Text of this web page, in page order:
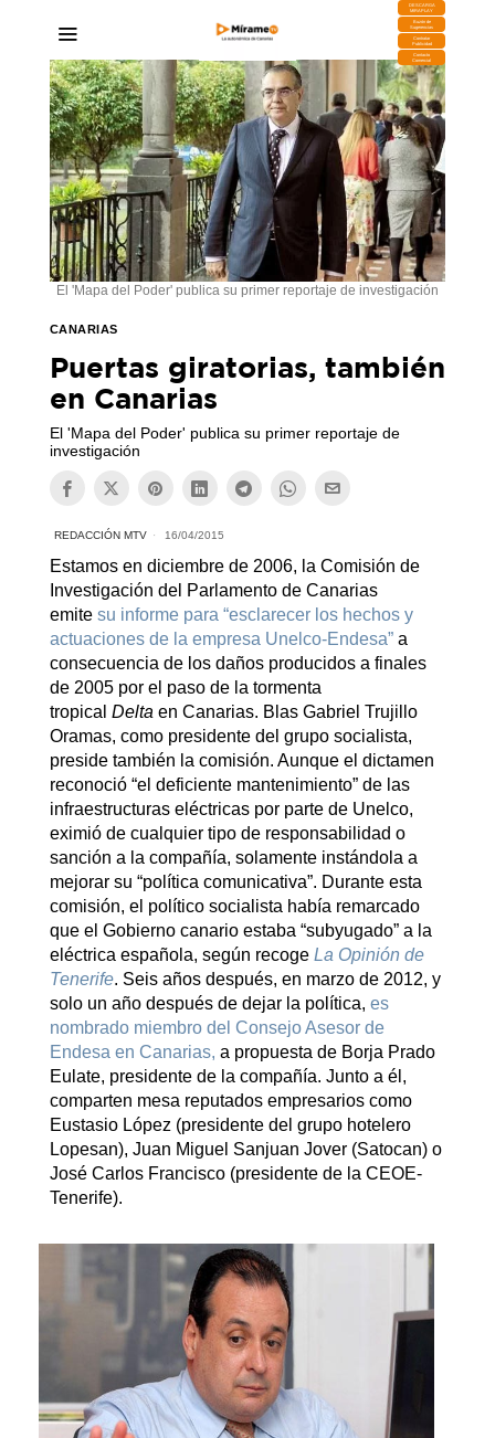
DESCARGA
MIRAPLAY
Buzón de
Sugerencias
Contratar
Publicidad
Contacto
Comercial
El 'Mapa del Poder' publica su primer reportaje de investigación
CANARIAS
Puertas giratorias, también
en Canarias
El 'Mapa del Poder' publica su primer reportaje de
investigación
REDACCIÓN MTV 16/04/2015
Estamos en diciembre de 2006, la Comisión de
Investigación del Parlamento de Canarias
emite su informe para “esclarecer los hechos y
actuaciones de la empresa Unelco-Endesa”a
consecuencia de los daños producidos a finales
de 2005 por el paso de la tormenta
tropical Delta en Canarias. Blas Gabriel Trujillo
Oramas, como presidente del grupo socialista,
preside también la comisión. Aunque el dictamen
reconoció “el deficiente mantenimiento” de las
infraestructuras eléctricas por parte de Unelco,
eximió de cualquier tipo de responsabilidad o
sanción a la compañía, solamente instándola a
mejorar su “política comunicativa”. Durante esta
comisión, el político socialista había remarcado
que el Gobierno canario estaba “subyugado” a la
eléctrica española, según recoge La Opinión de
Tenerife. Seis años después, en marzo de 2012, y
solo un año después de dejar la política, es
nombrado miembro del Consejo Asesor de
Endesa en Canarias, a propuesta de Borja Prado
Eulate, presidente de la compañía. Junto a él,
comparten mesa reputados empresarios como
Eustasio López (presidente del grupo hotelero
Lopesan), Juan Miguel Sanjuan Jover (Satocan) o
José Carlos Francisco (presidente de la CEOE-
Tenerife).